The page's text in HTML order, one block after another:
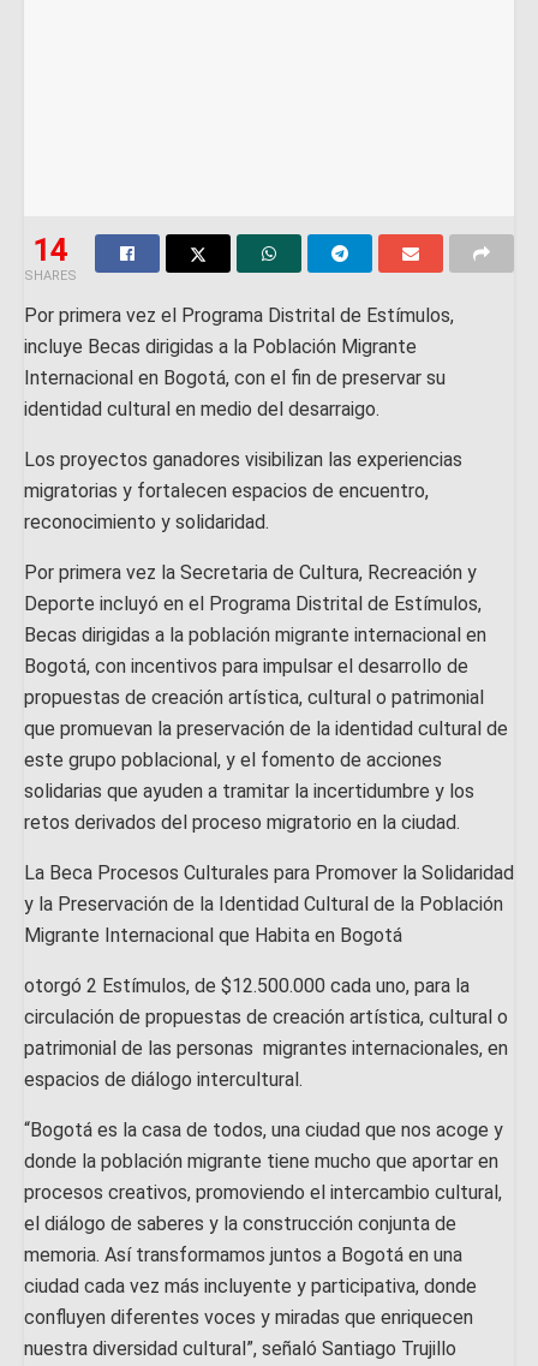
14
SHARES
Por primera vez el Programa Distrital de Estímulos,
incluye Becas dirigidas a la Población Migrante
Internacional en Bogotá, con el fin de preservar su
identidad cultural en medio del desarraigo.
Los proyectos ganadores visibilizan las experiencias
migratorias y fortalecen espacios de encuentro,
reconocimiento y solidaridad.
Por primera vez la Secretaria de Cultura, Recreación y
Deporte incluyó en el Programa Distrital de Estímulos,
Becas dirigidas a la población migrante internacional en
Bogotá, con incentivos para impulsar el desarrollo de
propuestas de creación artística, cultural o patrimonial
que promuevan la preservación de la identidad cultural de
este grupo poblacional, y el fomento de acciones
solidarias que ayuden a tramitar la incertidumbre y los
retos derivados del proceso migratorio en la ciudad.
La Beca Procesos Culturales para Promover la Solidaridad
y la Preservación de la Identidad Cultural de la Población
Migrante Internacional que Habita en Bogotá
otorgó 2 Estímulos, de $12.500.000 cada uno, para la
circulación de propuestas de creación artística, cultural o
patrimonial de las personas migrantes internacionales, en
espacios de diálogo intercultural.
“Bogotá es la casa de todos, una ciudad que nos acoge y
donde la población migrante tiene mucho que aportar en
procesos creativos, promoviendo el intercambio cultural,
el diálogo de saberes y la construcción conjunta de
memoria. Así transformamos juntos a Bogotá en una
ciudad cada vez más incluyente y participativa, donde
confluyen diferentes voces y miradas que enriquecen
nuestra diversidad cultural”, señaló Santiago Trujillo